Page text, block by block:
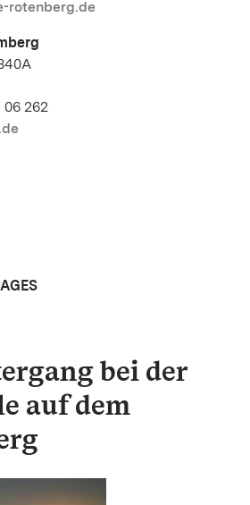
rotenberg.de
06 262
bei der
auf dem